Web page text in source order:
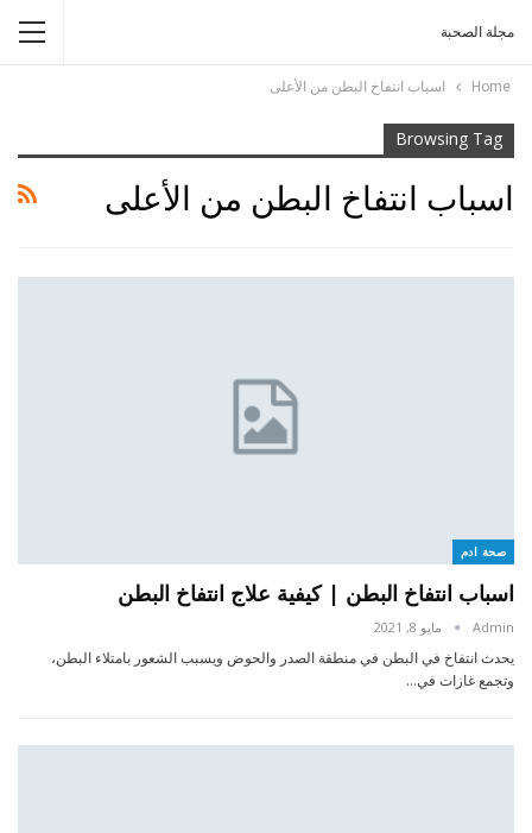
مجلة الصحبة
Home اسباب انتفاخ البطن من الأعلى
Browsing Tag
اسباب انتفاخ البطن من الأعلى
صحة ادم
اسباب انتفاخ البطن | كيفية علاج انتفاخ البطن
Admin مايو 8, 2021
يحدث انتفاخ في البطن في منطقة الصدر والحوض ويسبب الشعور بامتلاء البطن،
وتجمع غازات في…